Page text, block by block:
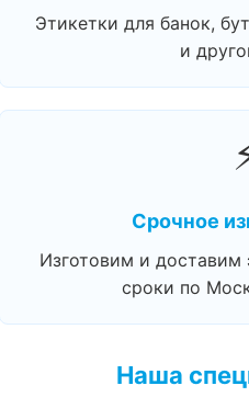
Этикетки для банок,
и
Срочное
Изготовим и доставим
сроки по
Наша